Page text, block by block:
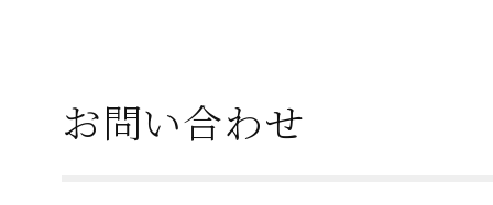
お問い合わせ